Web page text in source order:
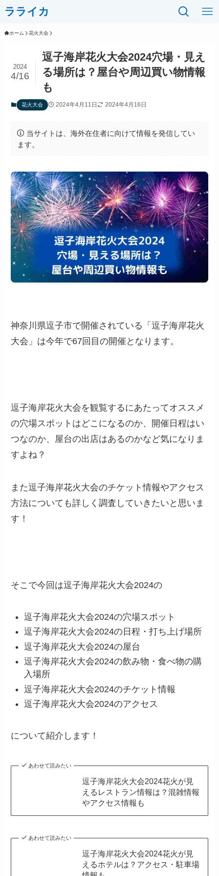
ラライカ
ホーム 花火大会
逗子海岸花火大会2024穴場・見え
る場所は？屋台や周辺買い物情報
も
2024
4/16
花火大会 2024年4月11日 2024年4月16日
当サイトは、海外在住者に向けて情報を発信してい
ます。
神奈川県逗子市で開催されている「逗子海岸花火
大会」は今年で67回目の開催となります。
逗子海岸花火大会を観覧するにあたってオススメ
の穴場スポットはどこになるのか、開催日程はい
つなのか、屋台の出店はあるのかなど気になりま
すよね？
また逗子海岸花火大会のチケット情報やアクセス
方法についても詳しく調査していきたいと思いま
す！
そこで今回は逗子海岸花火大会2024の
逗子海岸花火大会2024の穴場スポット
逗子海岸花火大会2024の日程・打ち上げ場所
逗子海岸花火大会2024の屋台
逗子海岸花火大会2024の飲み物・食べ物の購
入場所
逗子海岸花火大会2024のチケット情報
逗子海岸花火大会2024のアクセス
について紹介します！
あわせて読みたい
逗子海岸花火大会2024花火が見
えるレストラン情報は？混雑情報
やアクセス情報も
あわせて読みたい
逗子海岸花火大会2024花火が見
えるホテルは？アクセス・駐車場